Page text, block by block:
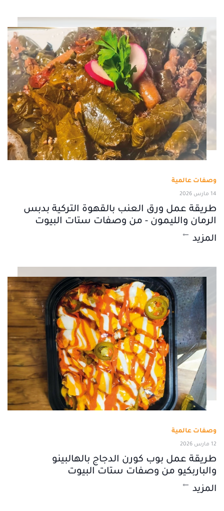
وصفات عالمية
14 مارس 2026
طريقة عمل ورق العنب بالقهوة التركية بدبس
الرمان والليمون - من وصفات ستات البيوت
المزيد
وصفات عالمية
12 مارس 2026
طريقة عمل بوب كورن الدجاج بالهالبينو
والباربكيو من وصفات ستات البيوت
المزيد